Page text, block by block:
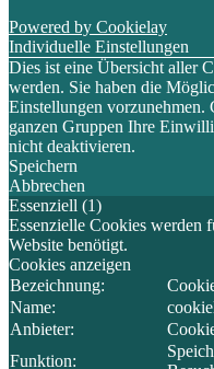
Powered by Cookielay
Individuelle Einstellungen
Dies ist eine Übersicht aller
werden. Sie haben die
Einstellungen vorzunehmen.
ganzen Gruppen Ihre
nicht deaktivieren.
Speichern
Abbrechen
Essenziell (1)
Essenzielle Cookies werden
Website benötigt.
Cookies anzeigen
Bezeichnung:
Name:
Anbieter:
Funktion: